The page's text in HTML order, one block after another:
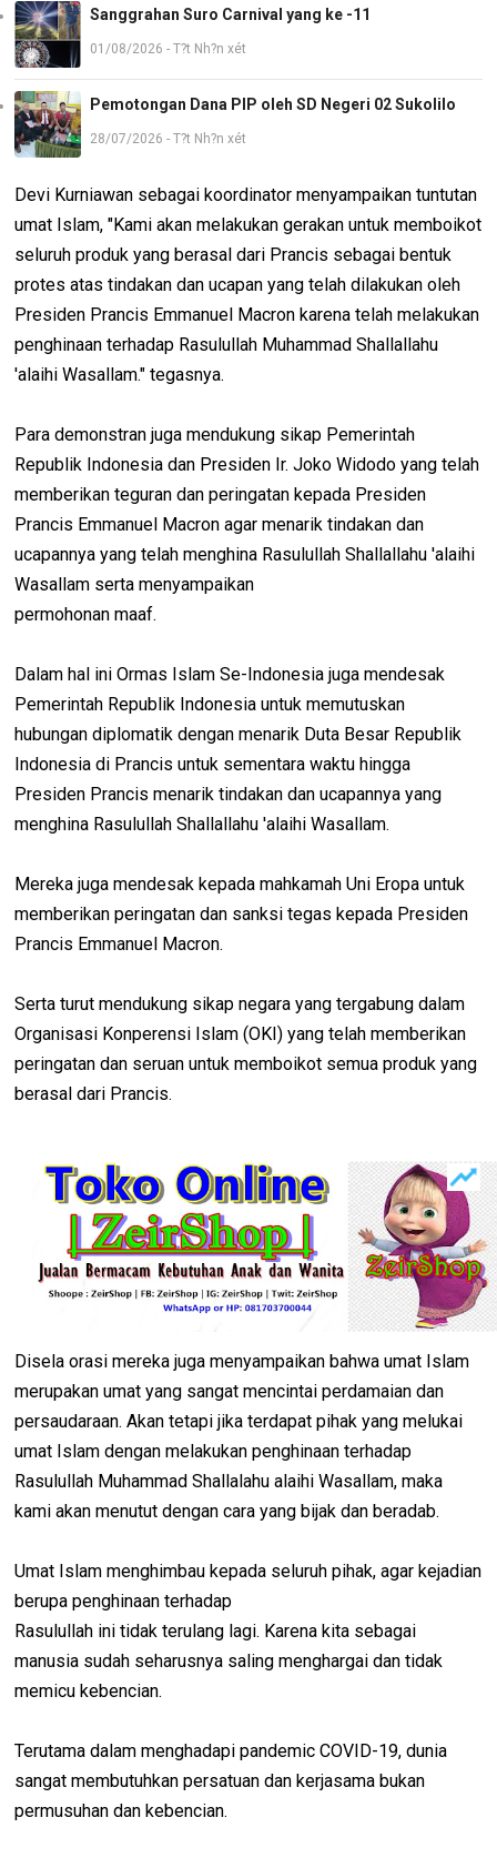
Sanggrahan Suro Carnival yang ke -11
01/08/2026 - T?t Nh?n xét
Pemotongan Dana PIP oleh SD Negeri 02 Sukolilo
28/07/2026 - T?t Nh?n xét
Devi Kurniawan sebagai koordinator menyampaikan tuntutan
umat Islam, "Kami akan melakukan gerakan untuk memboikot
seluruh produk yang berasal dari Prancis sebagai bentuk
protes atas tindakan dan ucapan yang telah dilakukan oleh
Presiden Prancis Emmanuel Macron karena telah melakukan
penghinaan terhadap Rasulullah Muhammad Shallallahu
'alaihi Wasallam." tegasnya.
Para demonstran juga mendukung sikap Pemerintah
Republik Indonesia dan Presiden Ir. Joko Widodo yang telah
memberikan teguran dan peringatan kepada Presiden
Prancis Emmanuel Macron agar menarik tindakan dan
ucapannya yang telah menghina Rasulullah Shallallahu 'alaihi
Wasallam serta menyampaikan
permohonan maaf.
Dalam hal ini Ormas Islam Se-Indonesia juga mendesak
Pemerintah Republik Indonesia untuk memutuskan
hubungan diplomatik dengan menarik Duta Besar Republik
Indonesia di Prancis untuk sementara waktu hingga
Presiden Prancis menarik tindakan dan ucapannya yang
menghina Rasulullah Shallallahu 'alaihi Wasallam.
Mereka juga mendesak kepada mahkamah Uni Eropa untuk
memberikan peringatan dan sanksi tegas kepada Presiden
Prancis Emmanuel Macron.
Serta turut mendukung sikap negara yang tergabung dalam
Organisasi Konperensi Islam (OKI) yang telah memberikan
peringatan dan seruan untuk memboikot semua produk yang
berasal dari Prancis.
Disela orasi mereka juga menyampaikan bahwa umat Islam
merupakan umat yang sangat mencintai perdamaian dan
persaudaraan. Akan tetapi jika terdapat pihak yang melukai
umat Islam dengan melakukan penghinaan terhadap
Rasulullah Muhammad Shallalahu alaihi Wasallam, maka
kami akan menutut dengan cara yang bijak dan beradab.
Umat Islam menghimbau kepada seluruh pihak, agar kejadian
berupa penghinaan terhadap
Rasulullah ini tidak terulang lagi. Karena kita sebagai
manusia sudah seharusnya saling menghargai dan tidak
memicu kebencian.
Terutama dalam menghadapi pandemic COVID-19, dunia
sangat membutuhkan persatuan dan kerjasama bukan
permusuhan dan kebencian.